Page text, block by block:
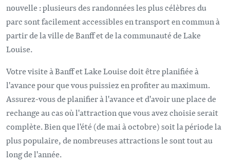
nouvelle : plusieurs des randonnées les plus célèbres du
parc sont facilement accessibles en transport en commun à
partir de la ville de Banff et de la communauté de Lake
Louise.
Votre visite à Banff et Lake Louise doit être planifiée à
l'avance pour que vous puissiez en profiter au maximum.
Assurez-vous de planifier à l'avance et d'avoir une place de
rechange au cas où l'attraction que vous avez choisie serait
complète. Bien que l'été (de mai à octobre) soit la période la
plus populaire, de nombreuses attractions le sont tout au
long de l'année.